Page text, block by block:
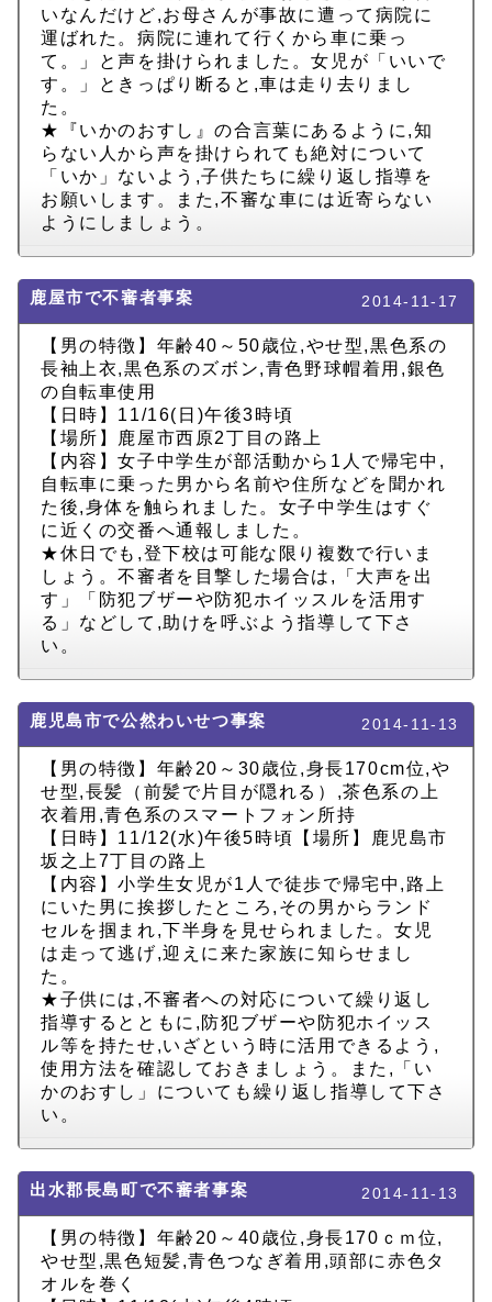
いなんだけど,お母さんが事故に遭って病院に
運ばれた。病院に連れて行くから車に乗っ
て。」と声を掛けられました。女児が「いいで
す。」ときっぱり断ると,車は走り去りまし
た。
★『いかのおすし』の合言葉にあるように,知
らない人から声を掛けられても絶対について
「いか」ないよう,子供たちに繰り返し指導を
お願いします。また,不審な車には近寄らない
ようにしましょう。
鹿屋市で不審者事案 2014-11-17
【男の特徴】年齢40～50歳位,やせ型,黒色系の
長袖上衣,黒色系のズボン,青色野球帽着用,銀色
の自転車使用
【日時】11/16(日)午後3時頃
【場所】鹿屋市西原2丁目の路上
【内容】女子中学生が部活動から1人で帰宅中,
自転車に乗った男から名前や住所などを聞かれ
た後,身体を触られました。女子中学生はすぐ
に近くの交番へ通報しました。
★休日でも,登下校は可能な限り複数で行いま
しょう。不審者を目撃した場合は,「大声を出
す」「防犯ブザーや防犯ホイッスルを活用す
る」などして,助けを呼ぶよう指導して下さ
い。
鹿児島市で公然わいせつ事案 2014-11-13
【男の特徴】年齢20～30歳位,身長170cm位,や
せ型,長髪（前髪で片目が隠れる）,茶色系の上
衣着用,青色系のスマートフォン所持
【日時】11/12(水)午後5時頃【場所】鹿児島市
坂之上7丁目の路上
【内容】小学生女児が1人で徒歩で帰宅中,路上
にいた男に挨拶したところ,その男からランド
セルを掴まれ,下半身を見せられました。女児
は走って逃げ,迎えに来た家族に知らせまし
た。
★子供には,不審者への対応について繰り返し
指導するとともに,防犯ブザーや防犯ホイッス
ル等を持たせ,いざという時に活用できるよう,
使用方法を確認しておきましょう。また,「い
かのおすし」についても繰り返し指導して下さ
い。
出水郡長島町で不審者事案 2014-11-13
【男の特徴】年齢20～40歳位,身長170ｃｍ位,
やせ型,黒色短髪,青色つなぎ着用,頭部に赤色タ
オルを巻く